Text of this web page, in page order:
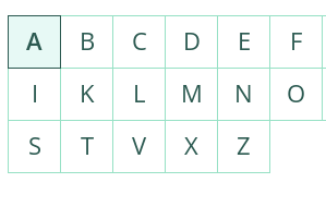
A B C D E F
I
K L M N O
S
T V X Z